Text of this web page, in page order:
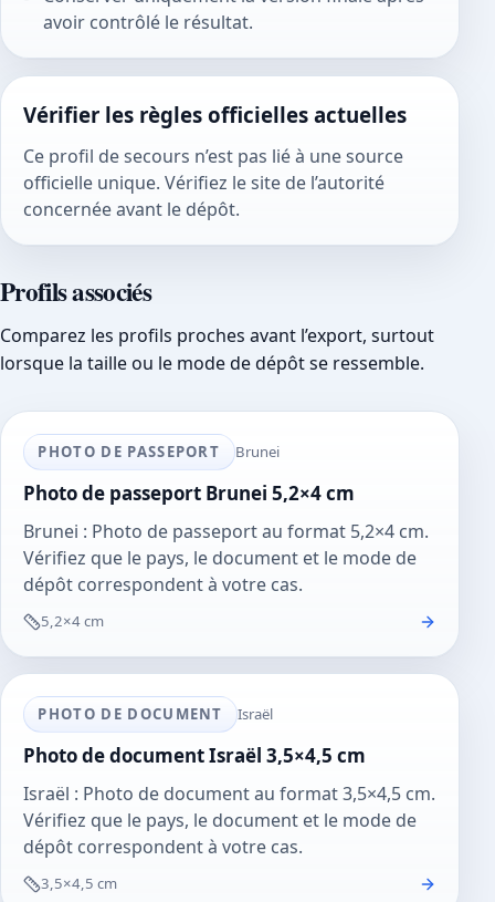
avoir contrôlé le résultat.
Vérifier les règles officielles actuelles
Ce profil de secours n’est pas lié à une source
officielle unique. Vérifiez le site de l’autorité
concernée avant le dépôt.
Profils associés
Comparez les profils proches avant l’export, surtout
lorsque la taille ou le mode de dépôt se ressemble.
PHOTO DE PASSEPORT Brunei
Photo de passeport Brunei 5,2×4 cm
Brunei : Photo de passeport au format 5,2×4 cm.
Vérifiez que le pays, le document et le mode de
dépôt correspondent à votre cas.
5,2×4 cm
PHOTO DE DOCUMENT Israël
Photo de document Israël 3,5×4,5 cm
Israël : Photo de document au format 3,5×4,5 cm.
Vérifiez que le pays, le document et le mode de
dépôt correspondent à votre cas.
3,5×4,5 cm